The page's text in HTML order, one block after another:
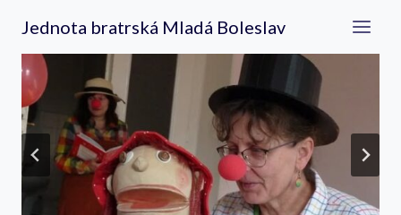
obsah
Jednota bratrská Mladá Boleslav